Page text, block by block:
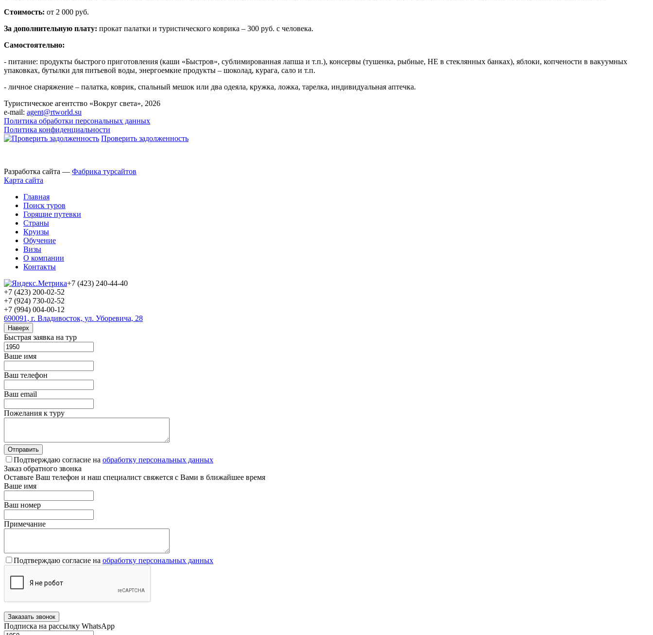
Стоимость: от 2 000 руб.
За дополнительную плату: прокат палатки и туристического коврика – 300 руб. с человека.
Самостоятельно:
- питание: продукты быстрого приготовления (каши «Быстров», сублимированная лапша и т.п.), консервы (тушенка, рыбные, НЕ в стеклянных банках), яблоки, копчености в вакуумных
упаковках, бутылки для питьевой воды, энергоемкие продукты – шоколад, курага, сало и т.п.
- личное снаряжение – палатка, коврик, спальный мешок или два одеяла, кружка, ложка, тарелка, индивидуальная аптечка.
Туристическое агентство «Вокруг света», 2026
e-mail: agent@rtworld.su
Политика обработки персональных данных
Политика конфиденциальности
Проверить задолженность
Разработка сайта — Фабрика турсайтов
Карта сайта
Главная
Поиск туров
Горящие путевки
Страны
Круизы
Обучение
Визы
О компании
Контакты
+7 (423) 240-44-40
+7 (423) 200-02-52
+7 (924) 730-02-52
+7 (994) 004-00-12
690091, г. Владивосток, ул. Уборевича, 28
Наверх
Быстрая заявка на тур
Ваше имя
Ваш телефон
Ваш email
Пожелания к туру
Подтверждаю согласие на обработку персональных данных
Заказ обратного звонка
Оставьте Ваш телефон и наш специалист свяжется с Вами в ближайшее время
Ваше имя
Ваш номер
Примечание
Подтверждаю согласие на обработку персональных данных
Подписка на рассылку WhatsApp